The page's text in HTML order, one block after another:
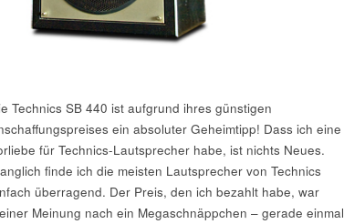
Technics SB 440 ist aufgrund ihres günstigen
ein absoluter Geheimtipp! Dass ich eine
für Technics-Lautsprecher habe, ist nichts Neues.
finde ich die meisten Lautsprecher von Technics
überragend. Der Preis, den ich bezahlt habe, war
Meinung nach ein Megaschnäppchen – gerade einmal